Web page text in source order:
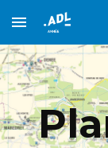
Skip to main